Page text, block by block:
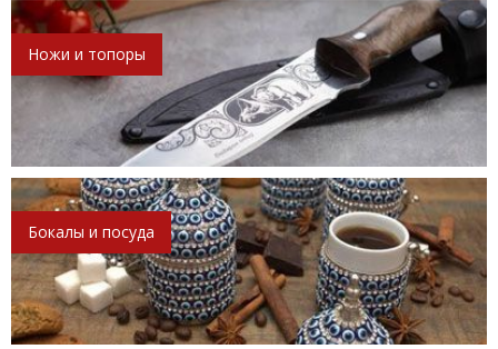
Ножи и топоры
Бокалы и посуда